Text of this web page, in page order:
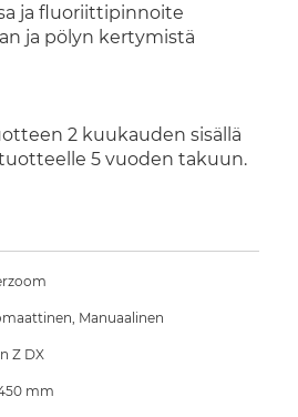
ja fluoriittipinnoite
ja pölyn kertymistä
2 kuukauden sisällä
5 vuoden takuun.
Manuaalinen
Z DX
mm